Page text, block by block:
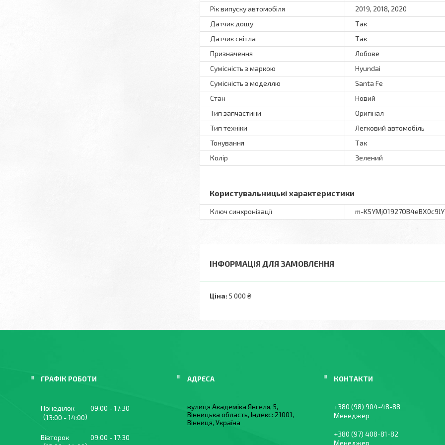
Рік випуску автомобіля
2019, 2018, 2020
Датчик дощу
Так
Датчик світла
Так
Призначення
Лобове
Сумісність з маркою
Hyundai
Сумісність з моделлю
Santa Fe
Стан
Новий
Тип запчастини
Оригінал
Тип техніки
Легковий автомобіль
Тонування
Так
Колір
Зелений
Користувальницькі характеристики
Ключ синхронізації m-
ІНФОРМАЦІЯ ДЛЯ ЗАМОВЛЕННЯ
Ціна: 5 000 ₴
ГРАФІК РОБОТИ
Понеділок 09:00
17:30
13:00
14:00
Вівторок 09:00
17:30
вулиця Академіка Янгеля, 5,
Вінницька область, Індекс: 21001,
Вінниця, Україна
+380 (98) 904-48-88
Менеджер
+380 (97) 408-81-82
Менеджер